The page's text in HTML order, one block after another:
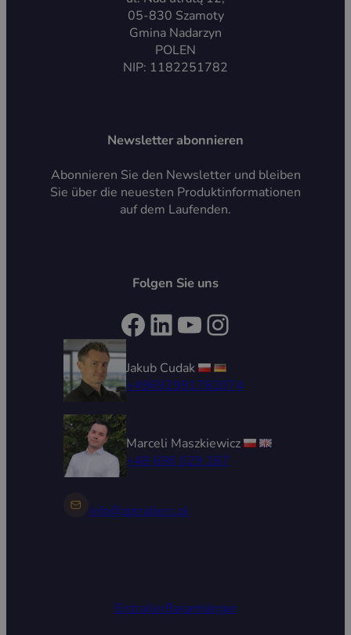
05-830 Szamoty
Gmina Nadarzyn
POLEN
NIP: 1182251782
Newsletter abonnieren
Abonnieren Sie den Newsletter und bleiben
Sie über die neuesten Produktinformationen
auf dem Laufenden.
Folgen Sie uns
Facebook LinkedIn YouTube Instagram
Jakub Cudak
+49692991782074
Marceli Maszkiewicz
+48 696 029 167
info@zptrailers.pl
EistrailerBaranhänger